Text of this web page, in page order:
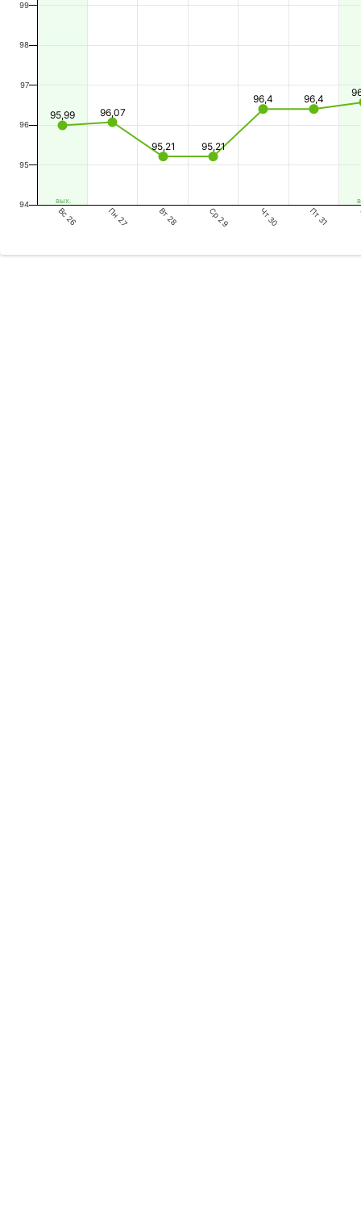
вых.
95,99 96,07
95,21 95,21
96,4 96,4
Вс 26 Пн 27 Вт 28 Ср 29 Чт 30 Пт 31
94
95
96
97
98
99